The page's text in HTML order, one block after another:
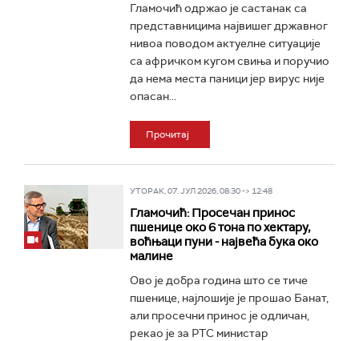
Гламочић одржао је састанак са
представницима највишег државног
нивоа поводом актуелне ситуације
са афричком кугом свиња и поручио
да нема места паници јер вирус није
опасан...
Прочитај
УТОРАК, 07. ЈУЛ 2026, 08:30 -> 12:48
Гламочић: Просечан принос
пшенице око 6 тона по хектару,
воћњаци пуни - највећа бука око
малине
Ово је добра година што се тиче
пшенице, најлошије је прошао Банат,
али просечни принос је одличан,
рекао је за РТС министар